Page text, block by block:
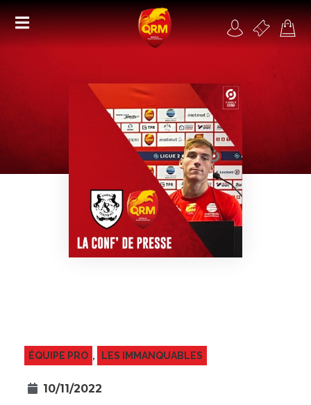
Académie
Féminines
Organisme de formation
Contact
FAQ
ÉQUIPE PRO , LES IMMANQUABLES
10/11/2022